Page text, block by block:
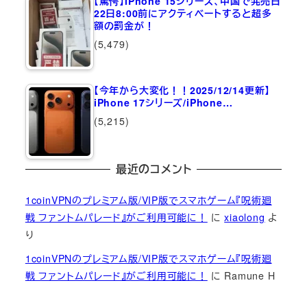
22日8:00前にアクティベートすると超多
額の罰金が！
(5,479)
【今年から大変化！！2025/12/14更新】
iPhone 17シリーズ/iPhone…
(5,215)
最近のコメント
1coinVPNのプレミアム版/VIP版でスマホゲーム『呪術廻
戦 ファントムパレード』がご利用可能に！
にxiaolong よ
り
1coinVPNのプレミアム版/VIP版でスマホゲーム『呪術廻
戦 ファントムパレード』がご利用可能に！
に Ramune H